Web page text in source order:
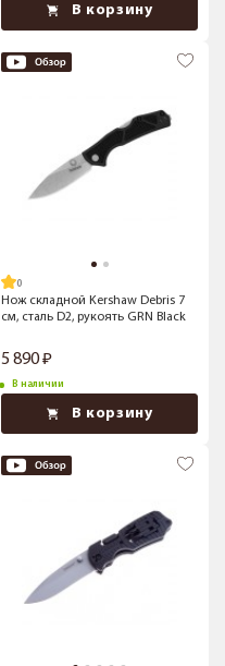
В корзину
Нож складной Kershaw Debris 7
см, сталь D2, рукоять GRN Black
5 890
В наличии
В корзину